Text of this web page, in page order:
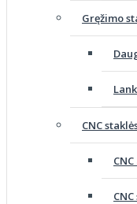
Gręžimo
CNC